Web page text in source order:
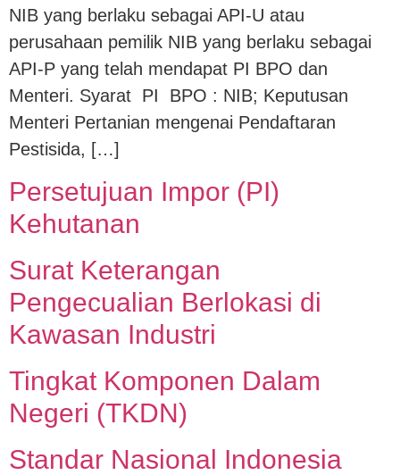
NIB yang berlaku sebagai API-U atau
perusahaan pemilik NIB yang berlaku sebagai
API-P yang telah mendapat PI BPO dan
Menteri. Syarat PI BPO : NIB; Keputusan
Menteri Pertanian mengenai Pendaftaran
Pestisida, […]
Persetujuan Impor (PI)
Kehutanan
Surat Keterangan
Pengecualian Berlokasi di
Kawasan Industri
Tingkat Komponen Dalam
Negeri (TKDN)
Standar Nasional Indonesia